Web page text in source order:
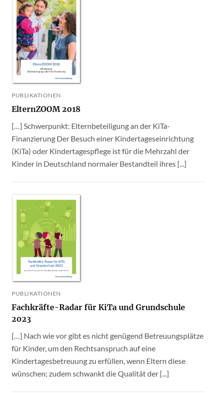
PUBLIKATIONEN
ElternZOOM 2018
[…] Schwerpunkt: Elternbeteiligung an der KiTa-
Finanzierung Der Besuch einer Kindertageseinrichtung
(KiTa) oder Kindertagespflege ist für die Mehrzahl der
Kinder in Deutschland normaler Bestandteil ihres [...]
PUBLIKATIONEN
Fachkräfte-Radar für KiTa und Grundschule
2023
[…] Nach wie vor gibt es nicht genügend Betreuungsplätze
für Kinder, um den Rechtsanspruch auf eine
Kindertagesbetreuung zu erfüllen, wenn Eltern diese
wünschen; zudem schwankt die Qualität der [...]